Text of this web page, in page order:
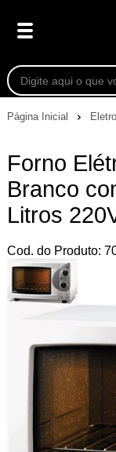
Página Inicial
Forno
Branco
Litros
Cod. do Produto: